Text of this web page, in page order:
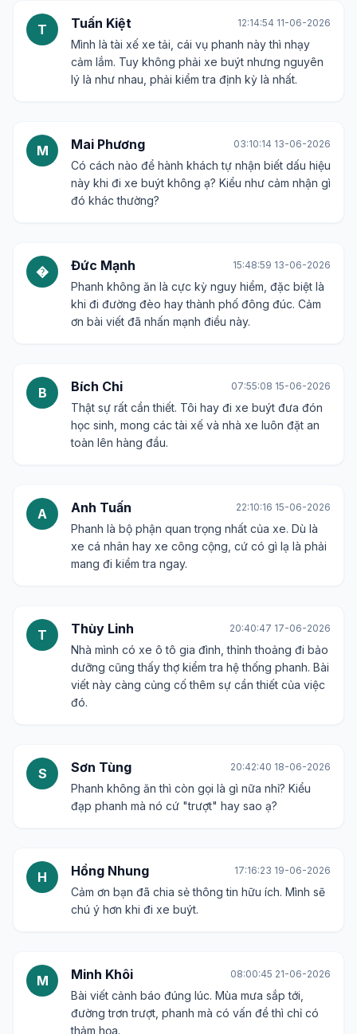
T Tuấn Kiệt 12:14:54 11-06-2026
Mình là tài xế xe tải, cái vụ phanh này thì nhạy
cảm lắm. Tuy không phải xe buýt nhưng nguyên
lý là như nhau, phải kiểm tra định kỳ là nhất.
M Mai Phương 03:10:14 13-06-2026
Có cách nào để hành khách tự nhận biết dấu hiệu
này khi đi xe buýt không ạ? Kiểu như cảm nhận gì
đó khác thường?
� Đức Mạnh 15:48:59 13-06-2026
Phanh không ăn là cực kỳ nguy hiểm, đặc biệt là
khi đi đường đèo hay thành phố đông đúc. Cảm
ơn bài viết đã nhấn mạnh điều này.
B Bích Chi 07:55:08 15-06-2026
Thật sự rất cần thiết. Tôi hay đi xe buýt đưa đón
học sinh, mong các tài xế và nhà xe luôn đặt an
toàn lên hàng đầu.
A Anh Tuấn 22:10:16 15-06-2026
Phanh là bộ phận quan trọng nhất của xe. Dù là
xe cá nhân hay xe công cộng, cứ có gì lạ là phải
mang đi kiểm tra ngay.
T Thùy Linh 20:40:47 17-06-2026
Nhà mình có xe ô tô gia đình, thỉnh thoảng đi bảo
dưỡng cũng thấy thợ kiểm tra hệ thống phanh. Bài
viết này càng củng cố thêm sự cần thiết của việc
đó.
S Sơn Tùng 20:42:40 18-06-2026
Phanh không ăn thì còn gọi là gì nữa nhỉ? Kiểu
đạp phanh mà nó cứ "trượt" hay sao ạ?
H Hồng Nhung 17:16:23 19-06-2026
Cảm ơn bạn đã chia sẻ thông tin hữu ích. Mình sẽ
chú ý hơn khi đi xe buýt.
M Minh Khôi 08:00:45 21-06-2026
Bài viết cảnh báo đúng lúc. Mùa mưa sắp tới,
đường trơn trượt, phanh mà có vấn đề thì chỉ có
thảm họa.